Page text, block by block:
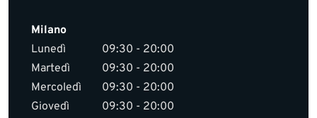
Milano
Lunedì
09:30 - 20:00
Martedì
09:30 - 20:00
Mercoledì
09:30 - 20:00
Giovedì
09:30 - 20:00